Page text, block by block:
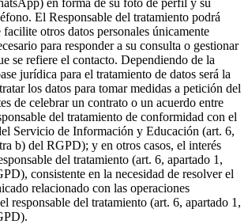
El Responsable del tratamiento podrá
otros datos personales únicamente
para responder a su consulta o gestionar
se refiere el contacto. Dependiendo de la
jurídica para el tratamiento de datos será la
los datos para tomar medidas a petición del
de celebrar un contrato o un acuerdo entre
del tratamiento de conformidad con el
Servicio de Información y Educación (art. 6,
b) del RGPD); y en otros casos, el interés
del tratamiento (art. 6, apartado 1,
consistente en la necesidad de resolver el
relacionado con las operaciones
responsable del tratamiento (art. 6, apartado 1,